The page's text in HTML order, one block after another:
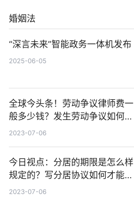
婚姻法
“深言未来”智能政务一体机发布
2025-06-05
全球今头条！劳动争议律师费一
般多少钱？发生劳动争议如何算
工资？
2023-07-06
今日视点：分居的期限是怎么样
规定的？写分居协议如何才能有
效？
2023-07-06